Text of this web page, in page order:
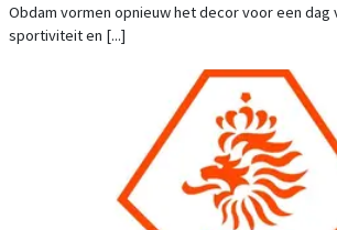
Obdam vormen opnieuw het decor voor een dag
sportiviteit en [...]